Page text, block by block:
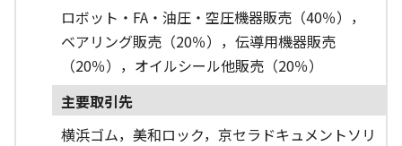
ロボット・FA・油圧・空圧機器販売（40％），
ベアリング販売（20％），伝導用機器販売
（20％），オイルシール他販売（20％）
主要取引先
横浜ゴム，美和ロック，京セラドキュメントソリ